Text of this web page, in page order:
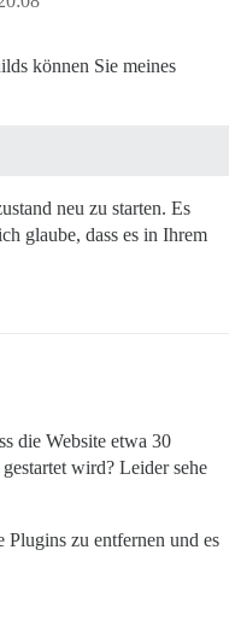
können Sie meines
neu zu starten. Es
glaube, dass es in Ihrem
die Website etwa 30
wird? Leider sehe
zu entfernen und es